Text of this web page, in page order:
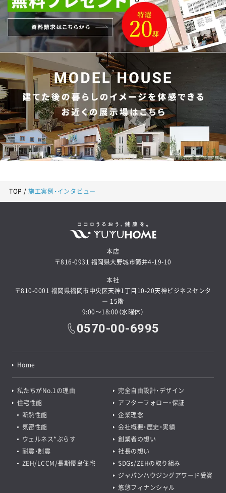
TOP 施工実例・インタビュー
本店
〒816-0931 福岡県大野城市筒井4-19-10
本社
〒810-0001 福岡県福岡市中央区天神1丁目10-20天神ビジネスセンタ
ー 15階
9:00～18:00（水曜休）
0570-00-6995
Home
私たちがNo.1の理由
完全自由設計・デザイン
住宅性能
断熱性能
気密性能
ウェルネス*ぷらす
耐震・制震
ZEH/LCCM/長期優良住宅
アフターフォロー・保証
企業理念
会社概要・歴史・実績
創業者の想い
社長の想い
SDGs/ZEHの取り組み
ジャパンハウジングアワード受賞
悠悠フィナンシャル